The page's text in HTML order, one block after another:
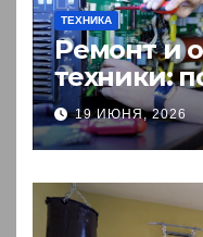
ТЕХНИКА
Ремонт и
техники:
выгоднее
19 ИЮНЯ, 2026